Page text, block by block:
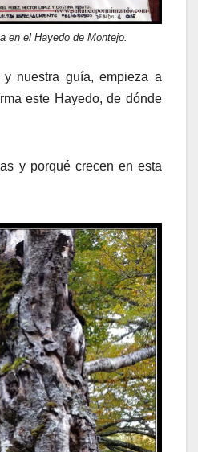
en el Hayedo de Montejo.
nuestra guía, empieza a
este Hayedo, de dónde
y porqué crecen en esta